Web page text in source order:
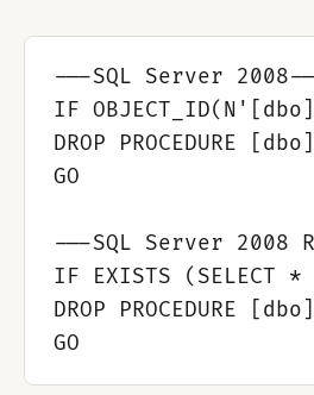
---SQL Server
IF
DROP PROCEDURE
GO
---SQL Server 2008
IF EXISTS
DROP PROCEDURE